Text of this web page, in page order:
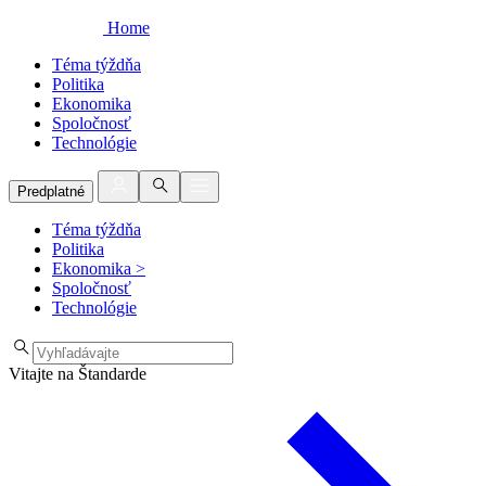
Home
Téma týždňa
Politika
Ekonomika
Spoločnosť
Technológie
Predplatné
Téma týždňa
Politika
Ekonomika >
Spoločnosť
Technológie
Vitajte na Štandarde